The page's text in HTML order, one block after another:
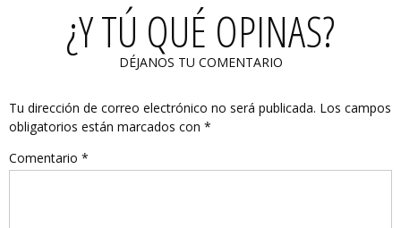
¿Y TÚ QUÉ OPINAS?
DÉJANOS TU COMENTARIO
Tu dirección de correo electrónico no será publicada. Los campos
obligatorios están marcados con *
Comentario *